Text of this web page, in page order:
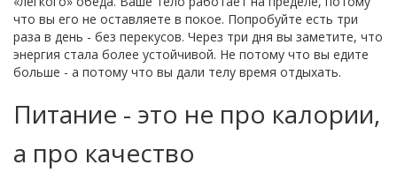
что вы его не оставляете в покое. Попробуйте есть три
раза в день - без перекусов. Через три дня вы заметите, что
энергия стала более устойчивой. Не потому что вы едите
больше - а потому что вы дали телу время отдыхать.
Питание - это не про калории,
а про качество